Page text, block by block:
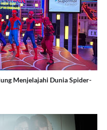
Menjelajahi Dunia Spider-